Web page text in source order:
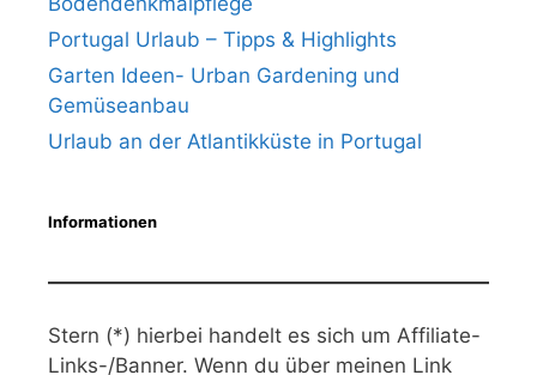
Portugal Urlaub – Tipps & Highlights
Garten Ideen- Urban Gardening und
Gemüseanbau
Urlaub an der Atlantikküste in Portugal
Informationen
Stern (*) hierbei handelt es sich um Affiliate-
Links-/Banner. Wenn du über meinen Link